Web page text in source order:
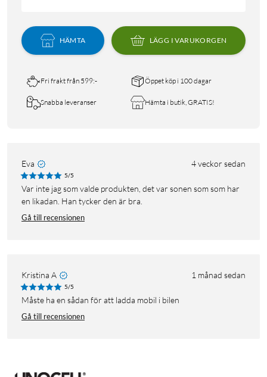
HÄMTA LÄGG I VARUKORGEN
Fri frakt från 599:- Öppet köp i 100 dagar
Snabba leveranser Hämta i butik, GRATIS!
Eva 4 veckor sedan
5/5
Var inte jag som valde produkten, det var sonen som som har
en likadan. Han tycker den är bra.
Gå till recensionen
Kristina A 1 månad sedan
5/5
Måste ha en sådan för att ladda mobil i bilen
Gå till recensionen